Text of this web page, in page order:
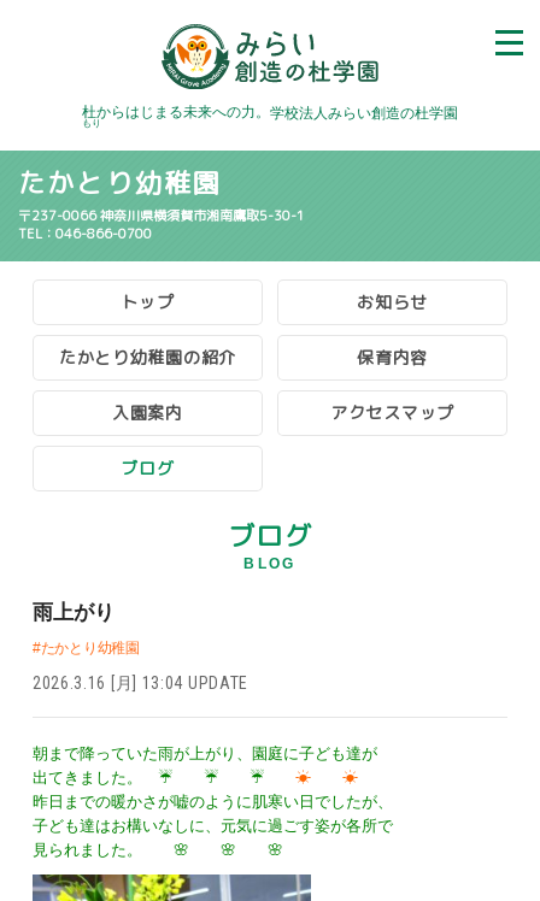
杜
もり
からはじまる未来への力。 学校法人みらい創造の杜学園
たかとり幼稚園
〒237-0066 神奈川県横須賀市湘南鷹取5-30-1
TEL：046-866-0700
トップ お知らせ
たかとり幼稚園の紹介 保育内容
入園案内 アクセスマップ
ブログ
ブログ
BLOG
雨上がり
#たかとり幼稚園
2026.3.16 [月] 13:04 UPDATE
朝まで降っていた雨が上がり、園庭に子ども達が
出てきました。 ☔ ☔ ☔ ☀ ☀
昨日までの暖かさが嘘のように肌寒い日でしたが、
子ども達はお構いなしに、元気に過ごす姿が各所で
見られました。 🌸 🌸 🌸